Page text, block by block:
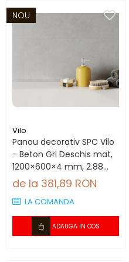
NOU
Vilo
Panou decorativ SPC Vilo
- Beton Gri Deschis mat,
1200×600×4 mm, 2.88
mp/cutie (4 panouri)
de la 381,89 RON
LA COMANDA
ADAUGA IN COS